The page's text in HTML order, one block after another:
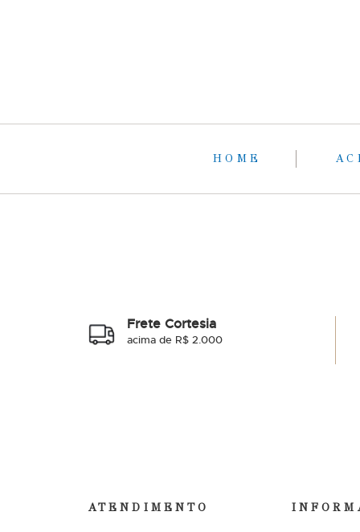
HOME
Frete Cortesia
acima de R$ 2.000
ATENDIMENTO